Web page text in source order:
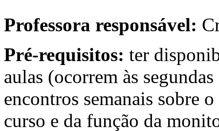
Professora responsável:
Pré-requisitos: ter
aulas (ocorrem às
encontros semanais sobre
curso e da função da